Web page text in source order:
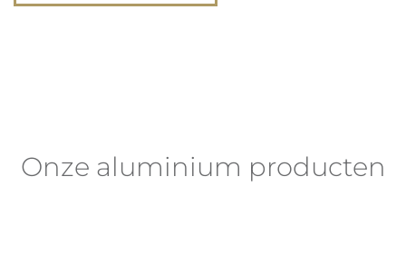
Onze aluminium producten